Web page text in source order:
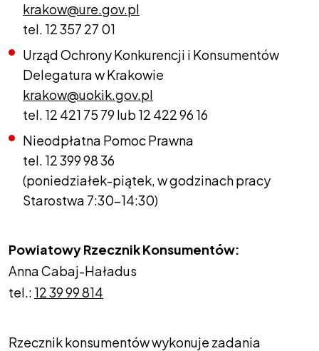
krakow@ure.gov.pl
tel. 12 357 27 01
Urząd Ochrony Konkurencji i Konsumentów
Delegatura w Krakowie
krakow@uokik.gov.pl
tel. 12 421 75 79 lub 12 422 96 16
Nieodpłatna Pomoc Prawna
tel. 12 399 98 36
(poniedziałek-piątek, w godzinach pracy
Starostwa 7:30-14:30)
Powiatowy Rzecznik Konsumentów:
Anna Cabaj-Haładus
tel.: 12 39 99 814
Rzecznik konsumentów wykonuje zadania